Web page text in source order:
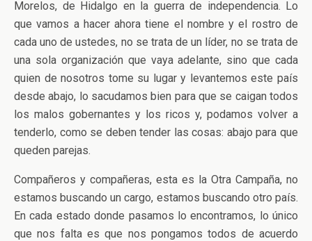
Morelos, de Hidalgo en la guerra de independencia. Lo
que vamos a hacer ahora tiene el nombre y el rostro de
cada uno de ustedes, no se trata de un líder, no se trata de
una sola organización que vaya adelante, sino que cada
quien de nosotros tome su lugar y levantemos este país
desde abajo, lo sacudamos bien para que se caigan todos
los malos gobernantes y los ricos y, podamos volver a
tenderlo, como se deben tender las cosas: abajo para que
queden parejas.
Compañeros y compañeras, esta es la Otra Campaña, no
estamos buscando un cargo, estamos buscando otro país.
En cada estado donde pasamos lo encontramos, lo único
que nos falta es que nos pongamos todos de acuerdo